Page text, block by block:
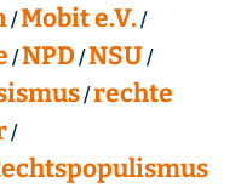
Mobit e.V.
NPD NSU
rechte